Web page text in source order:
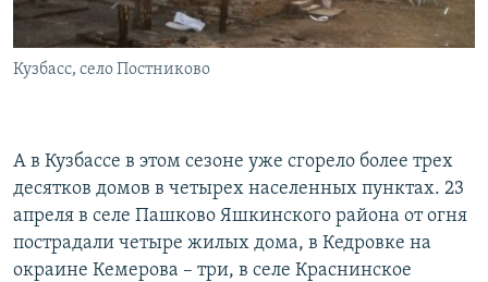
Кузбасс, село Постниково
А в Кузбассе в этом сезоне уже сгорело более трех
десятков домов в четырех населенных пунктах. 23
апреля в селе Пашково Яшкинского района от огня
пострадали четыре жилых дома, в Кедровке на
окраине Кемерова – три, в селе Краснинское